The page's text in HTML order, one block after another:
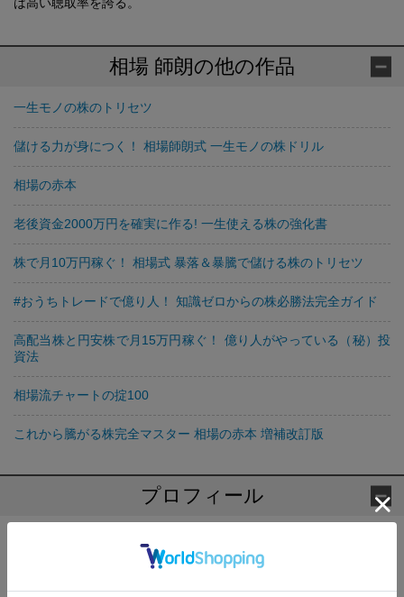
相場 師朗の他の作品
一生モノの株のトリセツ
儲ける力が身につく！ 相場師朗式 一生モノの株ドリル
相場の赤本
老後資金2000万円を確実に作る! 一生使える株の強化書
株で月10万円稼ぐ！ 相場式 暴落＆暴騰で儲ける株のトリセツ
#おうちトレードで億り人！ 知識ゼロからの株必勝法完全ガイド
高配当株と円安株で月15万円稼ぐ！ 億り人がやっている（秘）投
資法
相場流チャートの掟100
これから騰がる株完全マスター 相場の赤本 増補改訂版
プロフィール
成長企業に長期投資を行う。退職金でJ-REITへの集中投資を行